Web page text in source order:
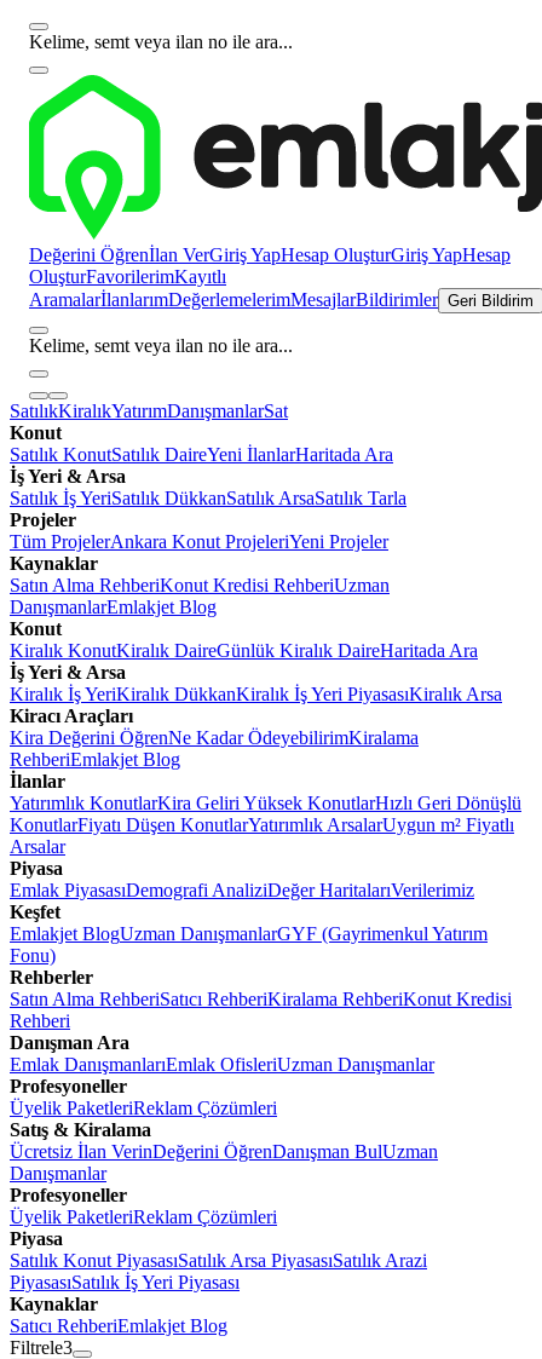
Kelime, semt veya ilan no ile ara...
Değerini Öğrenİlan VerGiriş YapHesap OluşturGiriş YapHesap
OluşturFavorilerimKayıtlı
AramalarİlanlarımDeğerlemelerimMesajlarBildirimler Geri Bildirim
Kelime, semt veya ilan no ile ara...
SatılıkKiralıkYatırımDanışmanlarSat
Konut
Satılık KonutSatılık DaireYeni İlanlarHaritada Ara
İş Yeri & Arsa
Satılık İş YeriSatılık DükkanSatılık ArsaSatılık Tarla
Projeler
Tüm ProjelerAnkara Konut ProjeleriYeni Projeler
Kaynaklar
Satın Alma RehberiKonut Kredisi RehberiUzman
DanışmanlarEmlakjet Blog
Konut
Kiralık KonutKiralık DaireGünlük Kiralık DaireHaritada Ara
İş Yeri & Arsa
Kiralık İş YeriKiralık DükkanKiralık İş Yeri PiyasasıKiralık Arsa
Kiracı Araçları
Kira Değerini ÖğrenNe Kadar ÖdeyebilirimKiralama
RehberiEmlakjet Blog
İlanlar
Yatırımlık KonutlarKira Geliri Yüksek KonutlarHızlı Geri Dönüşlü
KonutlarFiyatı Düşen KonutlarYatırımlık ArsalarUygun m² Fiyatlı
Arsalar
Piyasa
Emlak PiyasasıDemografi AnaliziDeğer HaritalarıVerilerimiz
Keşfet
Emlakjet BlogUzman DanışmanlarGYF (Gayrimenkul Yatırım
Fonu)
Rehberler
Satın Alma RehberiSatıcı RehberiKiralama RehberiKonut Kredisi
Rehberi
Danışman Ara
Emlak DanışmanlarıEmlak OfisleriUzman Danışmanlar
Profesyoneller
Üyelik PaketleriReklam Çözümleri
Satış & Kiralama
Ücretsiz İlan VerinDeğerini ÖğrenDanışman BulUzman
Danışmanlar
Profesyoneller
Üyelik PaketleriReklam Çözümleri
Piyasa
Satılık Konut PiyasasıSatılık Arsa PiyasasıSatılık Arazi
PiyasasıSatılık İş Yeri Piyasası
Kaynaklar
Satıcı RehberiEmlakjet Blog
Filtrele3